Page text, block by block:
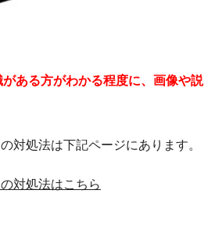
ある方がわかる程度に、画像や説
処法は下記ページにあります。
対処法はこちら